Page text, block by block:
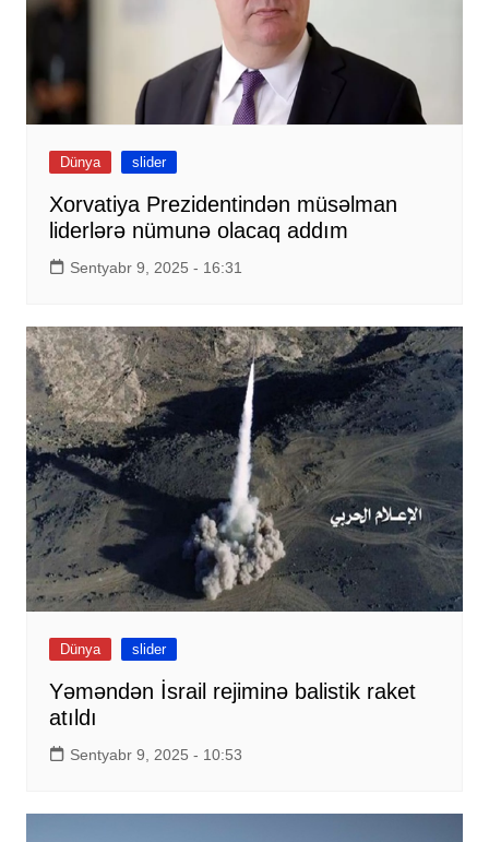
Dünya slider
Xorvatiya Prezidentindən müsəlman
liderlərə nümunə olacaq addım
Sentyabr 9, 2025 - 16:31
Dünya slider
Yəməndən İsrail rejiminə balistik raket
atıldı
Sentyabr 9, 2025 - 10:53